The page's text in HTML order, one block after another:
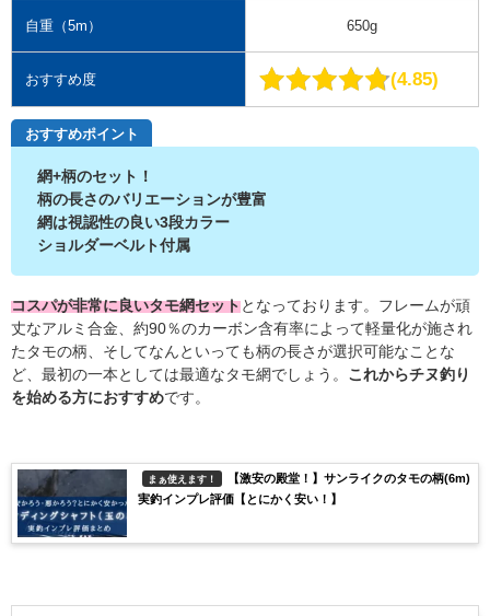
自重（5m） 650g
おすすめ度 4.85
おすすめポイント
網+柄のセット！
柄の長さのバリエーションが豊富
網は視認性の良い3段カラー
ショルダーベルト付属
コスパが非常に良いタモ網セットとなっております。フレームが頑
丈なアルミ合金、約90％のカーボン含有率によって軽量化が施され
たタモの柄、そしてなんといっても柄の長さが選択可能なことな
ど、最初の一本としては最適なタモ網でしょう。 これからチヌ釣り
を始める方におすすめです。
まぁ使えます！
【激安の殿堂！】サンライクのタモの柄(6m)
実釣インプレ評価【とにかく安い！】